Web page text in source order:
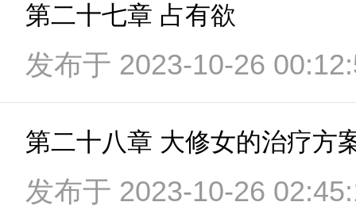
第二十七章 占有欲
发布于 2023-10-26
第二十八章 大修女的治疗方
发布于 2023-10-26